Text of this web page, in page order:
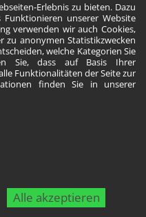
Erlebnis zu bieten. Dazu
unserer Website
verwenden wir auch Cookies,
zu anonymen Statistikzwecken
welche Kategorien Sie
Sie, dass auf Basis Ihrer
Funktionalitäten der Seite zur
finden Sie in unserer
Alle akzeptieren